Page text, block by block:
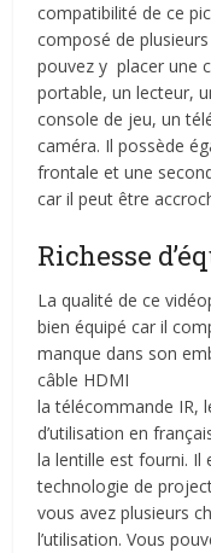
compatibilité de ce
composé de
pouvez y placer une
portable, un lecteur,
console de jeu, un
caméra. Il possède
frontale et une
car il peut être
Richesse
La qualité de ce
bien équipé car il
manque dans son
câble HDMI
la télécommande IR,
d’utilisation en
la lentille est fourni. Il
technologie de
vous avez plusieurs
l’utilisation. Vous